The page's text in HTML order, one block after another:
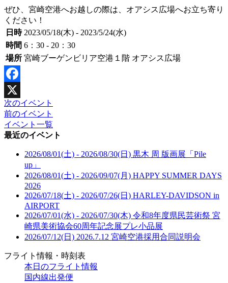
ぜひ、宮崎空港へお越しの際は、オアシス広場へお立ち寄り
ください！
日時 2023/05/18(木) - 2023/5/24(水)
時間 6：30 - 20：30
場所 宮崎ブーゲンビリア空港１階 オアシス広場
Facebook
X
次のイベント
前のイベント
イベント一覧
最近のイベント
2026/08/01(土) - 2026/08/30(日) 黒木 周 版画展「Pile
up」
2026/08/01(土) - 2026/09/07(月) HAPPY SUMMER DAYS
2026
2026/07/18(土) - 2026/07/26(日) HARLEY-DAVIDSON in
AIRPORT
2026/07/01(水) - 2026/07/30(木) 令和8年度県民芸術祭 宮
崎県美術協会60周年記念展プレ小品展
2026/07/12(日) 2026.7.12 宮崎空港採用合同説明会
フライト情報・時刻表
本日のフライト情報
国内線出発便